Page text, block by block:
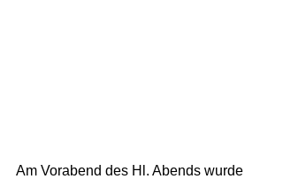
Am Vorabend des Hl. Abends wurde